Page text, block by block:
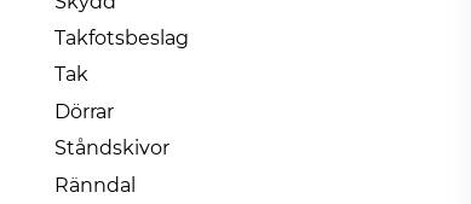
Takfotsbeslag
Tak
Dörrar
Ståndskivor
Ränndal